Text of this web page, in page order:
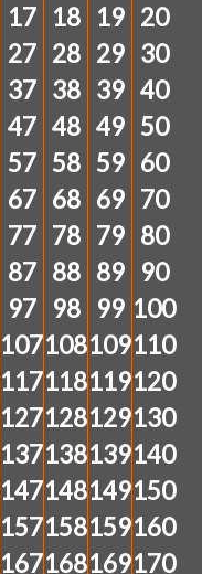
17 18 19 20
27 28 29 30
37 38 39 40
47 48 49 50
57 58 59 60
67 68 69 70
77 78 79 80
87 88 89
90
97 98 99 100
107108109110
117118119120
127128129130
137138139140
147148149150
157158159160
167168169170